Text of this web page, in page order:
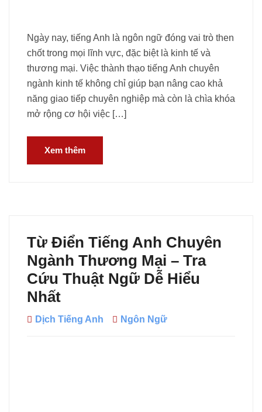
Ngày nay, tiếng Anh là ngôn ngữ đóng vai trò then
chốt trong mọi lĩnh vực, đặc biệt là kinh tế và
thương mại. Việc thành thạo tiếng Anh chuyên
ngành kinh tế không chỉ giúp bạn nâng cao khả
năng giao tiếp chuyên nghiệp mà còn là chìa khóa
mở rộng cơ hội việc […]
Xem thêm
Từ Điển Tiếng Anh Chuyên
Ngành Thương Mại – Tra
Cứu Thuật Ngữ Dễ Hiểu
Nhất
Dịch Tiếng Anh Ngôn Ngữ